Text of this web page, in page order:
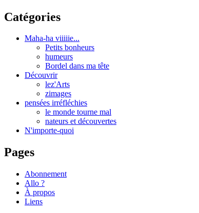
Catégories
Maha-ha viiiiie...
Petits bonheurs
humeurs
Bordel dans ma tête
Découvrir
lez'Arts
zimages
pensées irréfléchies
le monde tourne mal
nateurs et découvertes
N'importe-quoi
Pages
Abonnement
Allo ?
À propos
Liens